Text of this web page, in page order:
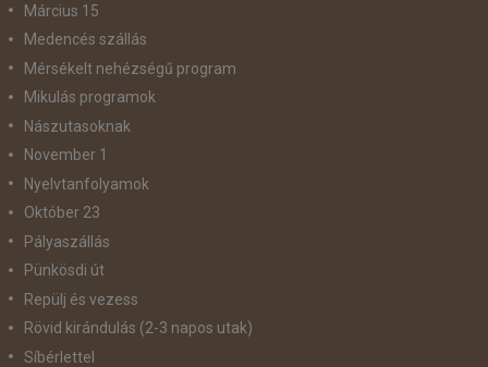
Március 15
Medencés szállás
Mérsékelt nehézségű program
Mikulás programok
Nászutasoknak
November 1
Nyelvtanfolyamok
Október 23
Pályaszállás
Pünkösdi út
Repülj és vezess
Rövid kirándulás (2-3 napos utak)
Síbérlettel